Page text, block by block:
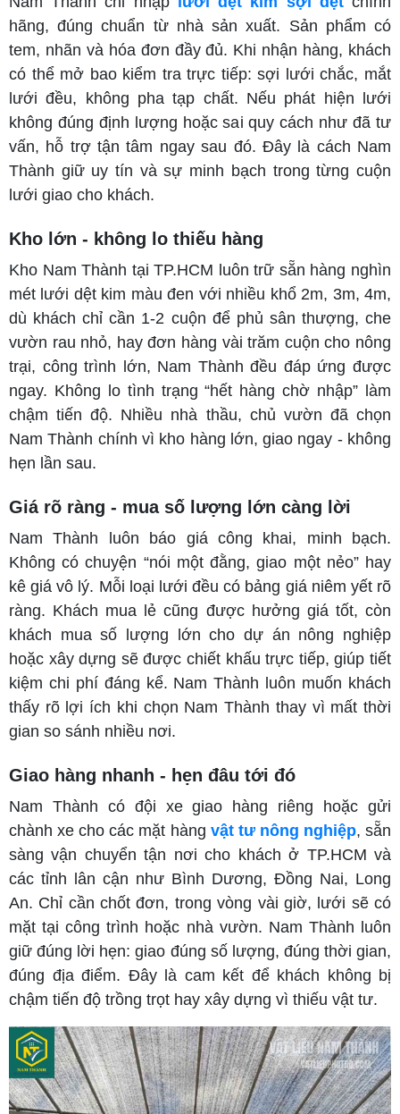
hãng, đúng chuẩn từ nhà sản xuất. Sản phẩm có
tem, nhãn và hóa đơn đầy đủ. Khi nhận hàng, khách
có thể mở bao kiểm tra trực tiếp: sợi lưới chắc, mắt
lưới đều, không pha tạp chất. Nếu phát hiện lưới
không đúng định lượng hoặc sai quy cách như đã tư
vấn, hỗ trợ tận tâm ngay sau đó. Đây là cách Nam
Thành giữ uy tín và sự minh bạch trong từng cuộn
lưới giao cho khách.
Kho lớn - không lo thiếu hàng
Kho Nam Thành tại TP.HCM luôn trữ sẵn hàng nghìn
mét lưới dệt kim màu đen với nhiều khổ 2m, 3m, 4m,
dù khách chỉ cần 1-2 cuộn để phủ sân thượng, che
vườn rau nhỏ, hay đơn hàng vài trăm cuộn cho nông
trại, công trình lớn, Nam Thành đều đáp ứng được
ngay. Không lo tình trạng “hết hàng chờ nhập” làm
chậm tiến độ. Nhiều nhà thầu, chủ vườn đã chọn
Nam Thành chính vì kho hàng lớn, giao ngay - không
hẹn lần sau.
Giá rõ ràng - mua số lượng lớn càng lời
Nam Thành luôn báo giá công khai, minh bạch.
Không có chuyện “nói một đằng, giao một nẻo” hay
kê giá vô lý. Mỗi loại lưới đều có bảng giá niêm yết rõ
ràng. Khách mua lẻ cũng được hưởng giá tốt, còn
khách mua số lượng lớn cho dự án nông nghiệp
hoặc xây dựng sẽ được chiết khấu trực tiếp, giúp tiết
kiệm chi phí đáng kể. Nam Thành luôn muốn khách
thấy rõ lợi ích khi chọn Nam Thành thay vì mất thời
gian so sánh nhiều nơi.
Giao hàng nhanh - hẹn đâu tới đó
Nam Thành có đội xe giao hàng riêng hoặc gửi
chành xe cho các mặt hàng vật tư nông nghiệp, sẵn
sàng vận chuyển tận nơi cho khách ở TP.HCM và
các tỉnh lân cận như Bình Dương, Đồng Nai, Long
An. Chỉ cần chốt đơn, trong vòng vài giờ, lưới sẽ có
mặt tại công trình hoặc nhà vườn. Nam Thành luôn
giữ đúng lời hẹn: giao đúng số lượng, đúng thời gian,
đúng địa điểm. Đây là cam kết để khách không bị
chậm tiến độ trồng trọt hay xây dựng vì thiếu vật tư.